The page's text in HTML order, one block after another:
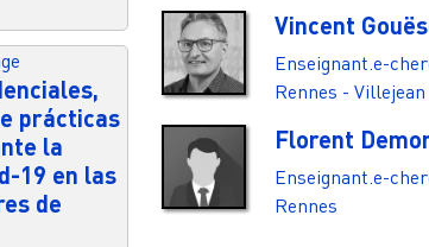
prácticas
la
19 en las
de
Vincent
Enseignant.e-
Rennes - Villejean
Florent
Enseignant.e-
Rennes